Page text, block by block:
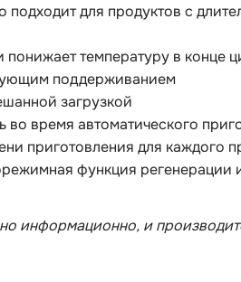
подходит для продуктов с
понижает температуру в конце
поддерживанием
загрузкой
во время автоматического
приготовления для каждого
функция регенерации
информационно, и